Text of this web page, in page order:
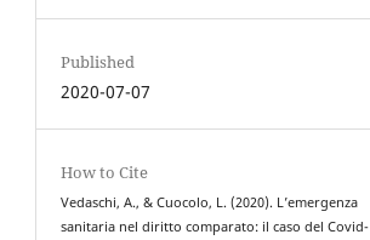
Published
2020-07-07
How to Cite
Vedaschi, A., & Cuocolo, L. (2020). L’emergenza
sanitaria nel diritto comparato: il caso del Covid-